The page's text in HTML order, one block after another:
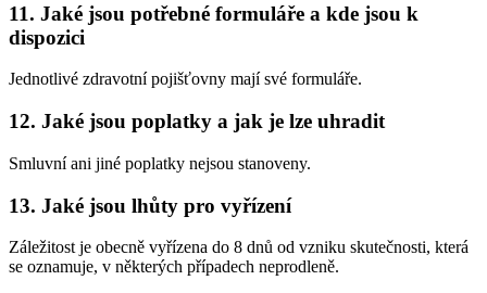
11. Jaké jsou potřebné formuláře a kde jsou k
dispozici
Jednotlivé zdravotní pojišťovny mají své formuláře.
12. Jaké jsou poplatky a jak je lze uhradit
Smluvní ani jiné poplatky nejsou stanoveny.
13. Jaké jsou lhůty pro vyřízení
Záležitost je obecně vyřízena do 8 dnů od vzniku skutečnosti, která
se oznamuje, v některých případech neprodleně.